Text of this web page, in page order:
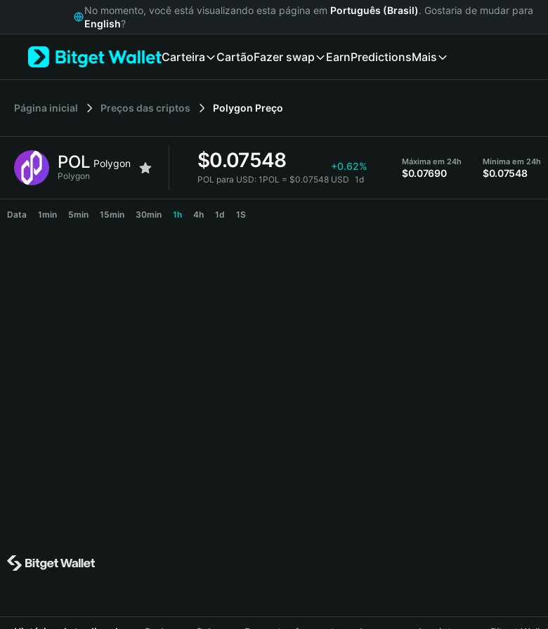
Русский
Italiano
简体中文
繁體中文
Bahasa Indonesia
No momento, você está visualizando esta página em Português (Brasil). Gostaria de mudar para
English?
Carteira CartãoFazer swap EarnPredictionsMais
Página inicial Preços das criptos Polygon Preço
POL Polygon
Polygon
$0.07548 +0.62%
POL para USD: 1POL = $0.07548 USD 1d
Máxima em 24h
$0.07690
Mínima em 24h
$0.07548
Data 1min 5min 15min 30min 1h 4h 1d 1S